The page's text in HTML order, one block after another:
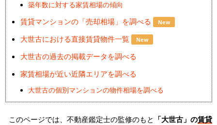
築年数に対する家賃相場の傾向
賃貸マンションの「売却相場」を調べる New
大世古における直接賃貸物件一覧 New
大世古の過去の掲載データを調べる
家賃相場が近い近隣エリアを調べる
大世古の個別マンションの物件相場を調べる
このページでは、不動産鑑定士の監修のもと 「大世古」の賃貸